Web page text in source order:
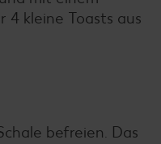
4 kleine Toasts aus
befreien. Das